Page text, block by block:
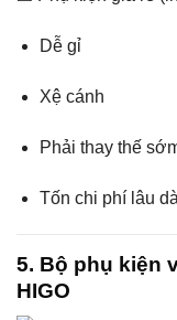
Dễ gỉ
Xệ cánh
Phải thay thế
Tốn chi phí lâu
5. Bộ phụ kiện
HIGO